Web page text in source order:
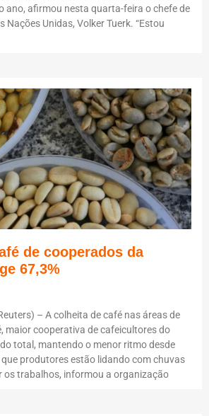
ano, afirmou nesta quarta-feira o chefe de
Nações Unidas, Volker Tuerk. “Estou
de cooperados da
67,3%
– A colheita de café nas áreas de
maior cooperativa de cafeicultores do
total, mantendo o menor ritmo desde
produtores estão lidando com chuvas
os trabalhos, informou a organização